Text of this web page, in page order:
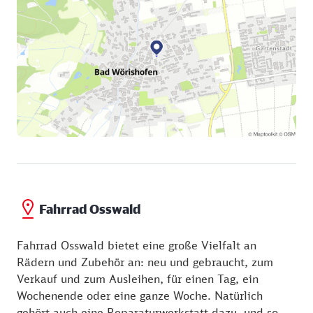
Fahrrad Osswald
Fahrrad Osswald bietet eine große Vielfalt an
Rädern und Zubehör an: neu und gebraucht, zum
Verkauf und zum Ausleihen, für einen Tag, ein
Wochenende oder eine ganze Woche. Natürlich